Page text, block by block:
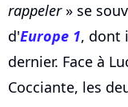
rappeler» se
d'Europe 1, dont
dernier. Face à
Cocciante, les